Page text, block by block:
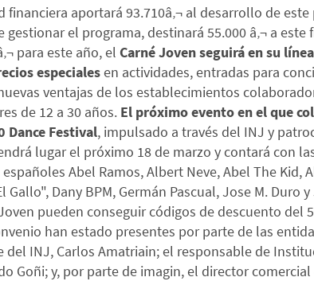
aportará 93.710â‚¬ al desarrollo de
el programa, destinará 55.000 â‚¬ a este
para este año, el Carné Joven seguirá en su
especialesen actividades, entradas para
ventajas de los establecimientos
de 12 a 30 años. El próximo evento en el que
Dance Festival, impulsado a través del INJ y
lugar el próximo 18 de marzo y contará con
Abel Ramos, Albert Neve, Abel The Kid,
Dany BPM, Germán Pascual, Jose M. Duro
pueden conseguir códigos de descuento del
han estado presentes por parte de las
INJ, Carlos Amatriain; el responsable de
Goñi; y, por parte de imagin, el director comercial